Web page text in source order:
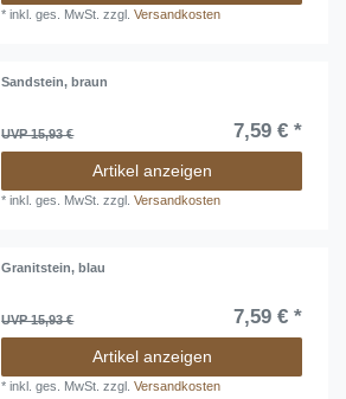
*inkl. ges. MwSt. zzgl.Versandkosten
Sandstein, braun
UVP 15,93 € 7,59 € *
Artikel anzeigen
*inkl. ges. MwSt. zzgl.Versandkosten
Granitstein, blau
UVP 15,93 € 7,59 € *
Artikel anzeigen
*inkl. ges. MwSt. zzgl.Versandkosten